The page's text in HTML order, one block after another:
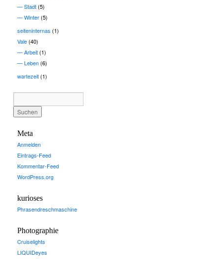
Stadt(5)
Winter(5)
seiteninternas (1)
Vale(40)
Arbeit(1)
Leben(6)
wartezeit(1)
Meta
Anmelden
Eintrags-Feed
Kommentar-Feed
WordPress.org
kurioses
Phrasendreschmaschine
Photographie
Cruiselights
LIQUIDeyes